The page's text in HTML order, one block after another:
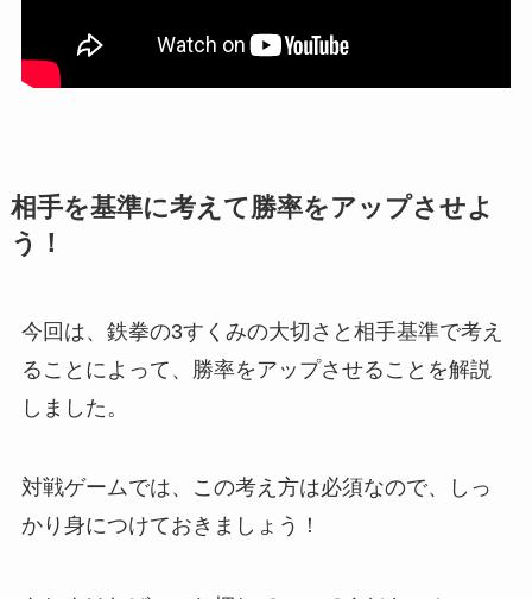
相手を基準に考えて勝率をアップさせよ
う！
今回は、鉄拳の3すくみの大切さと相手基準で考え
ることによって、勝率をアップさせることを解説
しました。
対戦ゲームでは、この考え方は必須なので、しっ
かり身につけておきましょう！